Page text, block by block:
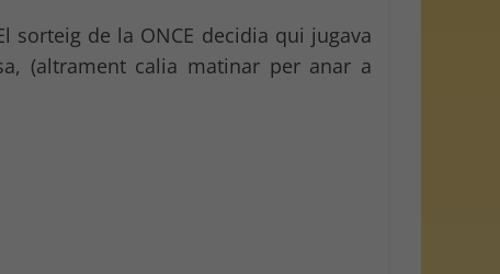
sorteig de la ONCE decidia qui jugava
(altrament calia matinar per anar a